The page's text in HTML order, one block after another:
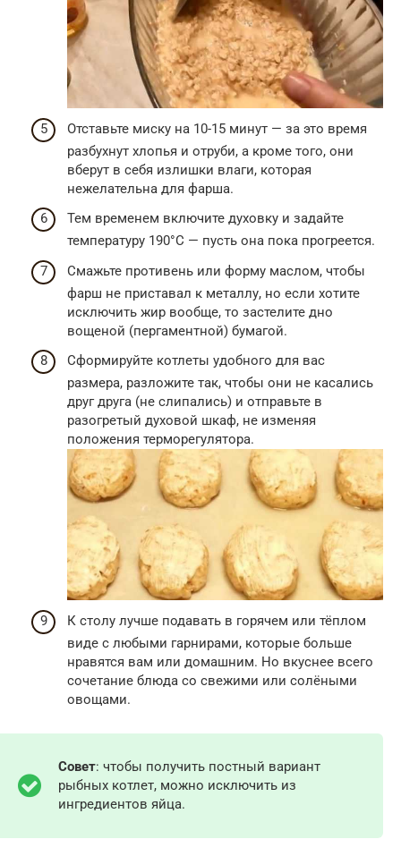
Отставьте миску на 10-15 минут — за это время
разбухнут хлопья и отруби, а кроме того, они
вберут в себя излишки влаги, которая
нежелательна для фарша.
Тем временем включите духовку и задайте
температуру 190°С — пусть она пока прогреется.
Смажьте противень или форму маслом, чтобы
фарш не приставал к металлу, но если хотите
исключить жир вообще, то застелите дно
вощеной (пергаментной) бумагой.
Сформируйте котлеты удобного для вас
размера, разложите так, чтобы они не касались
друг друга (не слипались) и отправьте в
разогретый духовой шкаф, не изменяя
положения терморегулятора.
К столу лучше подавать в горячем или тёплом
виде с любыми гарнирами, которые больше
нравятся вам или домашним. Но вкуснее всего
сочетание блюда со свежими или солёными
овощами.
Совет: чтобы получить постный вариант
рыбных котлет, можно исключить из
ингредиентов яйца.